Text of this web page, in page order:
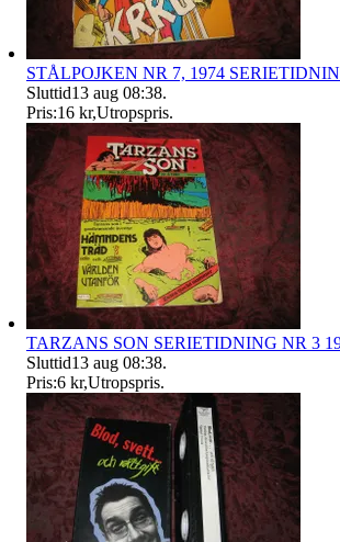
STÅLPOJKEN NR 7, 1974
Sluttid13 aug 08:38.
Pris:16 kr,Utropspris.
TARZANS SON SERIETIDNING NR 3
Sluttid13 aug 08:38.
Pris:6 kr,Utropspris.